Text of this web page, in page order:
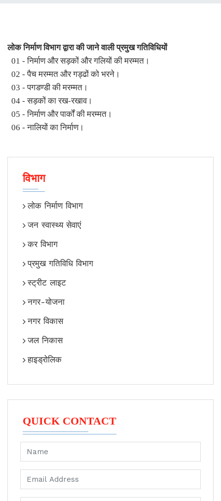
लोक निर्माण विभाग द्वारा की जाने वाली प्रमुख गतिविधियों
01 - निर्माण और सड़कों और गलियों की मरम्मत।
02 - पैच मरम्मत और गड्ढों को भरने।
03 - पगडण्डी की मरम्मत।
04 - सड़कों का रख-रखाव।
05 - निर्माण और पार्कों की मरम्मत।
06 - नालियों का निर्माण।
विभाग
लोक निर्माण विभाग
जन स्वास्थ्य सेवाएं
कर विभाग
प्रमुख गतिविधि विभाग
स्ट्रीट लाइट
नगर-योजना
नगर विकास
जल निकास
हाइड्रोलिक
QUICK CONTACT